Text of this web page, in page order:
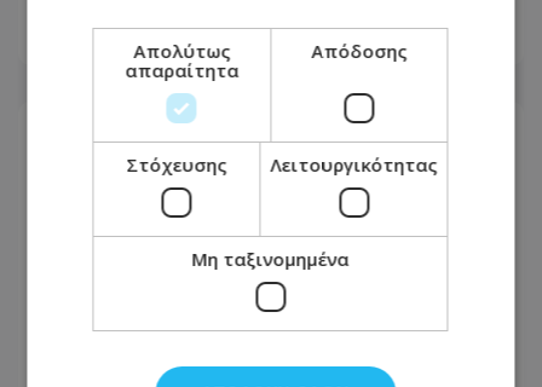
Απολύτως
απαραίτητα
Απόδοσης
Στόχευσης Λειτουργικότητας
Μη ταξινομημένα